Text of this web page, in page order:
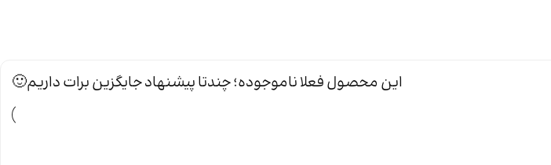
این محصول فعلا ناموجوده؛ چندتا پیشنهاد جایگزین برات داریم🙂